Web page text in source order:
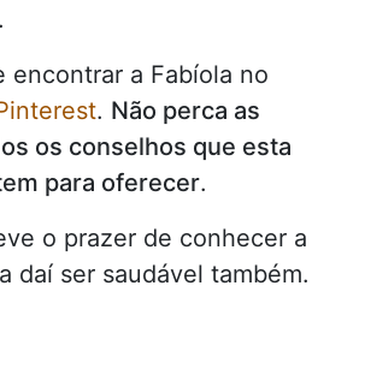
encontrar a Fabíola no
. Não perca as
os conselhos que esta
para oferecer.
o prazer de conhecer a
daí ser saudável também.